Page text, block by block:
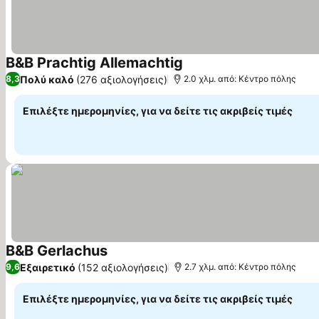
B&B Prachtig Allemachtig
8,3Πολύ καλό (276 αξιολογήσεις) 2.0 χλμ. από: Κέντρο πόλης
Επιλέξτε ημερομηνίες, για να δείτε τις ακριβείς τιμές
B&B GerlachusΕμφάνιση τιμών
9,6Εξαιρετικό (152 αξιολογήσεις) 2.7 χλμ. από: Κέντρο πόλης
Επιλέξτε ημερομηνίες, για να δείτε τις ακριβείς τιμές